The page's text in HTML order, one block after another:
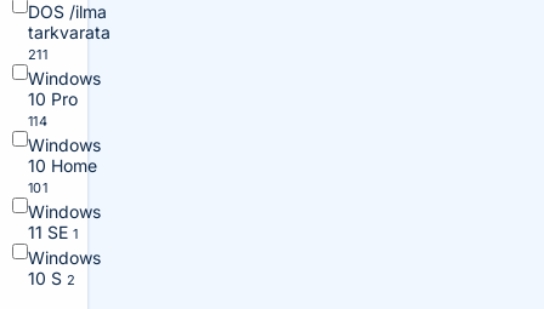
DOS /ilma
tarkvarata
211
Windows
10 Pro
114
Windows
10 Home
101
Windows
11 SE 1
Windows
10 S 2